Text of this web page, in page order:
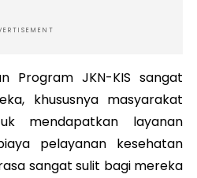
Program JKN-KIS sangat
khususnya masyarakat
mendapatkan layanan
pelayanan kesehatan
sangat sulit bagi mereka